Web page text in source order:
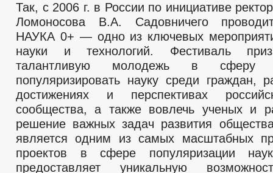
Так, с 2006 г. в России по инициативе
Ломоносова В.А. Садовничего
НАУКА 0+ — одно из ключевых
науки и технологий. Фестиваль
талантливую молодежь в сферу
популяризировать науку среди граждан,
достижениях и перспективах
сообщества, а также вовлечь ученых и
решение важных задач развития
является одним из самых масштабных
проектов в сфере популяризации
предоставляет уникальную